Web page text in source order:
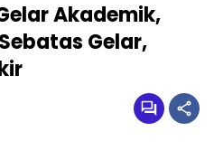
Akademik,
Gelar,